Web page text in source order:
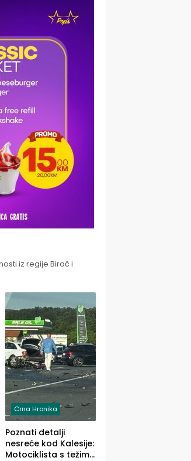
iz regije Birač i
Crna Hronika
Poznati detalji
nesreće kod Kalesije:
Motociklista s težim,